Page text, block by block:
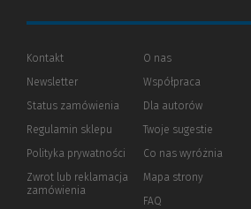
Kontakt
Newsletter
Status zamówienia
Regulamin sklepu
Polityka prywatności (Nowe
(Link
innej
Zwrot lub reklamacja
zamówienia
O nas
Współpraca
Dla autorów(Nowe
(Link
innej
strony)
Twoje sugestie
Co nas wyróżnia
Mapa strony
FAQ